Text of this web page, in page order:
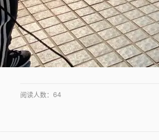
阅读人数： 64